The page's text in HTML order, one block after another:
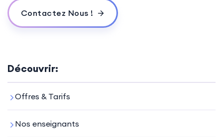
Contactez Nous !
Découvrir:
Offres & Tarifs
Nos enseignants